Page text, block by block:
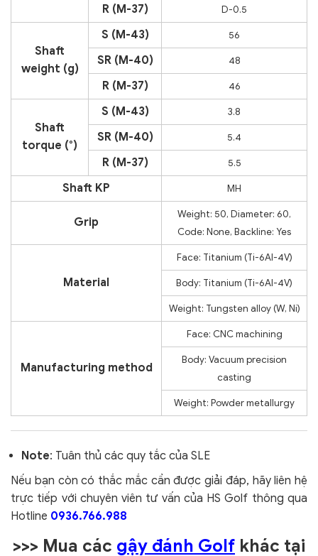
R (M-37) D-0.5
Shaft
weight (g)
S (M-43) 56
SR (M-40) 48
R (M-37) 46
Shaft
torque (°)
S (M-43) 3.8
SR (M-40) 5.4
R (M-37) 5.5
Shaft KP MH
Grip
Weight: 50, Diameter: 60,
Code: None, Backline: Yes
Material
Face: Titanium (Ti-6Al-4V)
Body: Titanium (Ti-6Al-4V)
Weight: Tungsten alloy (W, Ni)
Manufacturing method
Face: CNC machining
Body: Vacuum precision
casting
Weight: Powder metallurgy
Note: Tuân thủ các quy tắc của SLE
Nếu bạn còn có thắc mắc cần được giải đáp, hãy liên hệ
trực tiếp với chuyên viên tư vấn của HS Golf thông qua
Hotline 0936.766.988
>>> Mua các gậy đánh Golf khác tại